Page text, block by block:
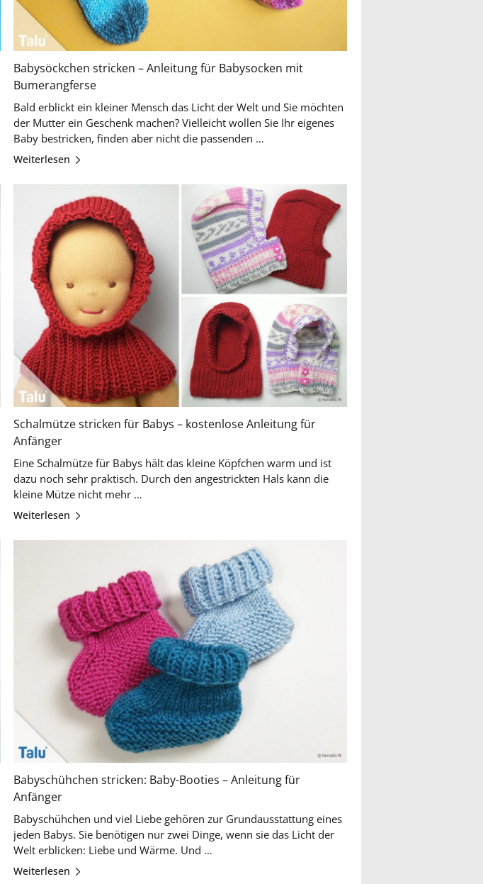
Babysöckchen stricken – Anleitung für Babysocken mit
Bumerangferse
Bald erblickt ein kleiner Mensch das Licht der Welt und Sie möchten
der Mutter ein Geschenk machen? Vielleicht wollen Sie Ihr eigenes
Baby bestricken, finden aber nicht die passenden …
Weiterlesen
Schalmütze stricken für Babys – kostenlose Anleitung für
Anfänger
Eine Schalmütze für Babys hält das kleine Köpfchen warm und ist
dazu noch sehr praktisch. Durch den angestrickten Hals kann die
kleine Mütze nicht mehr …
Weiterlesen
Babyschühchen stricken: Baby-Booties – Anleitung für
Anfänger
Babyschühchen und viel Liebe gehören zur Grundausstattung eines
jeden Babys. Sie benötigen nur zwei Dinge, wenn sie das Licht der
Welt erblicken: Liebe und Wärme. Und …
Weiterlesen